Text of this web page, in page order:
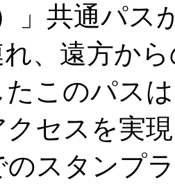
」共通パ
れ、遠方か
たこのパス
クセスを実
のスタンプ